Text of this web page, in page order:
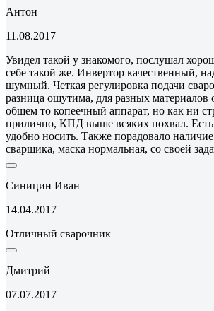
Антон
11.08.2017
Увидел такой у знакомого, послушал
себе такой же. Инвертор качественный,
шумный. Четкая регулировка подачи
разница ощутима, для разных материалов
общем то копеечный аппарат, но как ни
прилично, КПД выше всяких похвал. Есть
удобно носить. Также порадовало
сварщика, маска нормальная, со своей
Синицин Иван
14.04.2017
Отличный сварочник
Дмитрий
07.07.2017